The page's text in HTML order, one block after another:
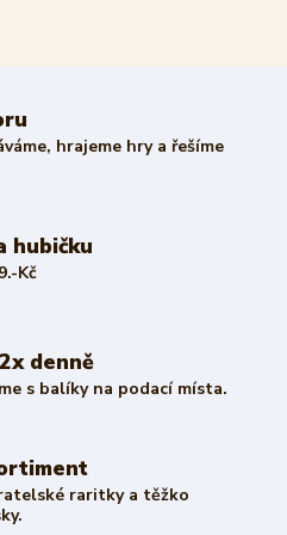
hrajeme hry a řešíme
hubičku
Kč
denně
s balíky na podací místa.
raritky a těžko